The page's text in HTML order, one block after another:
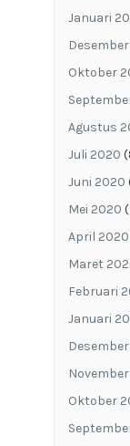
Januari
Oktober
Agustus
Juli 2020
Juni 2020
Mei 2020
April 2020
Maret
Februari
Januari
Desember
November
Oktober